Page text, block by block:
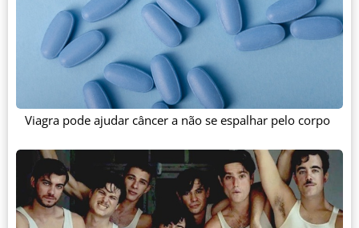
Viagra pode ajudar câncer a não se espalhar pelo corpo